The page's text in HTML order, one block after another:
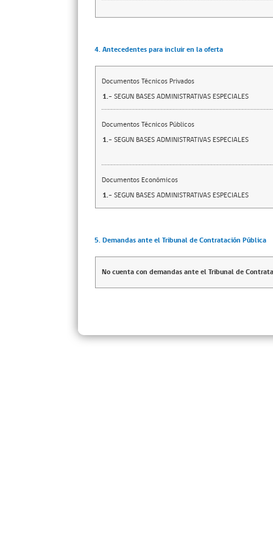
4. Antecedentes para incluir en la oferta
Documentos Técnicos Privados
1.- SEGUN BASES ADMINISTRATIVAS ESPECIALES
Documentos Técnicos Públicos
1.- SEGUN BASES ADMINISTRATIVAS ESPECIALES
Documentos Económicos
1.- SEGUN BASES ADMINISTRATIVAS ESPECIALES
5. Demandas ante el Tribunal de Contratación Pública
No cuenta con demandas ante el Tribunal de